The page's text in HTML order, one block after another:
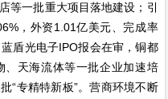
等一批重大项目落地建设；引
，外资1.01亿美元、完成率
盾光电子IPO报会在审，铜都
天海流体等一批企业加速培
“专精特新板”。营商环境不断